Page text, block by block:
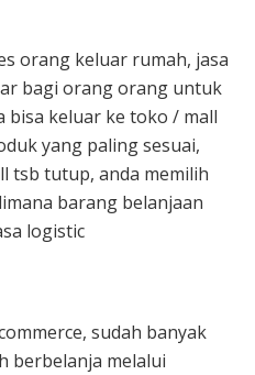
orang keluar rumah, jasa
bagi orang orang untuk
bisa keluar ke toko / mall
yang paling sesuai,
tsb tutup, anda memilih
barang belanjaan
logistic
sudah banyak
berbelanja melalui